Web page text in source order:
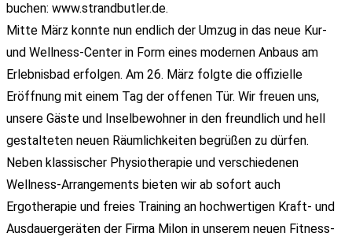
buchen: www.strandbutler.de.
Mitte März konnte nun endlich der Umzug in das neue Kur-
und Wellness-Center in Form eines modernen Anbaus am
Erlebnisbad erfolgen. Am 26. März folgte die offizielle
Eröffnung mit einem Tag der offenen Tür. Wir freuen uns,
unsere Gäste und Inselbewohner in den freundlich und hell
gestalteten neuen Räumlichkeiten begrüßen zu dürfen.
Neben klassischer Physiotherapie und verschiedenen
Wellness-Arrangements bieten wir ab sofort auch
Ergotherapie und freies Training an hochwertigen Kraft- und
Ausdauergeräten der Firma Milon in unserem neuen Fitness-